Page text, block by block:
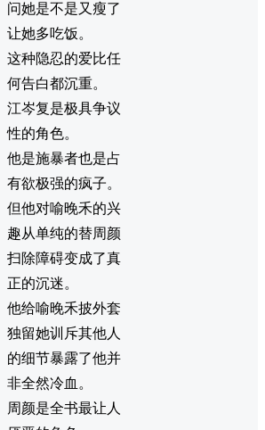
问她是不是又瘦了
让她多吃饭。
这种隐忍的爱比任
何告白都沉重。
江岑复是极具争议
性的角色。
他是施暴者也是占
有欲极强的疯子。
但他对喻晚禾的兴
趣从单纯的替周颜
扫除障碍变成了真
正的沉迷。
他给喻晚禾披外套
独留她训斥其他人
的细节暴露了他并
非全然冷血。
周颜是全书最让人